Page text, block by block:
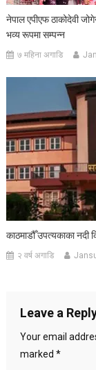
नेपाल एपीएफ ठाकोदेवी
भव्य रूपमा सम्पन्न
७ महिना अगाडि
काठमाडौँ उपत्यकाका नदी
२ वर्ष अगाडि
Leave a
Your email
marked *